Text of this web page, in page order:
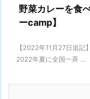
野菜カレーを食
ーcamp】
【2022年11月27日追
2022年夏に全国一斉 ...